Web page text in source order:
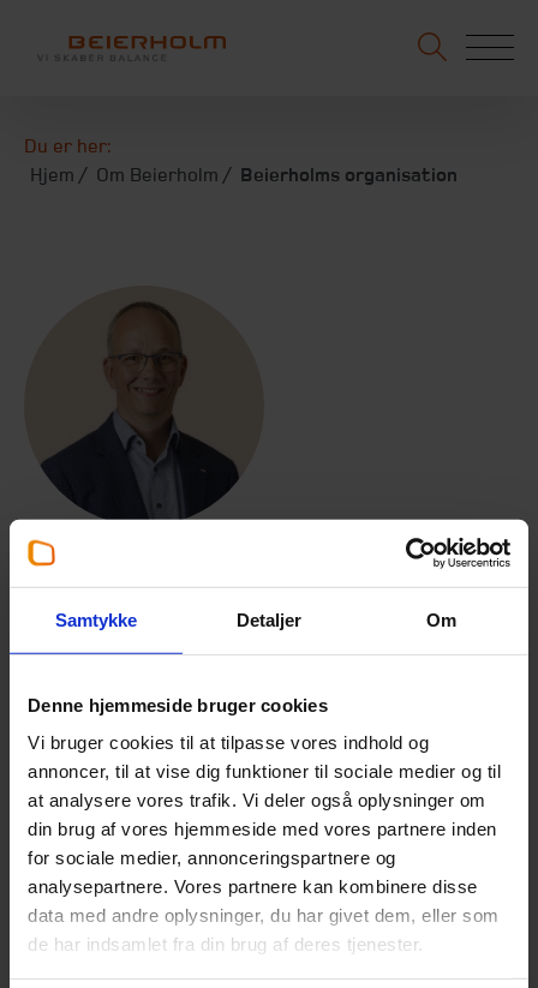
Samtykke Detaljer Om
Denne hjemmeside bruger cookies
Vi bruger cookies til at tilpasse vores indhold og
annoncer, til at vise dig funktioner til sociale medier og til
at analysere vores trafik. Vi deler også oplysninger om
din brug af vores hjemmeside med vores partnere inden
for sociale medier, annonceringspartnere og
analysepartnere. Vores partnere kan kombinere disse
data med andre oplysninger, du har givet dem, eller som
de har indsamlet fra din brug af deres tjenester.
Du er her:
Hjem
Om Beierholm Beierholms organisation
Aslak Linde
Partner,Statsautoriseret revisor
asl@beierholm.dk
Arbejder her:
Revisor Horsens
Telefon:+45 54 84 88 30
Email:horsens@beierholm.dk
Campus Horsens, Banegårdsgade 2, 16. sal
DK-8700 Horsens